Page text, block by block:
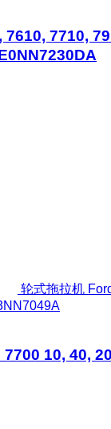
7710,
轮式拖拉机
10, 40,